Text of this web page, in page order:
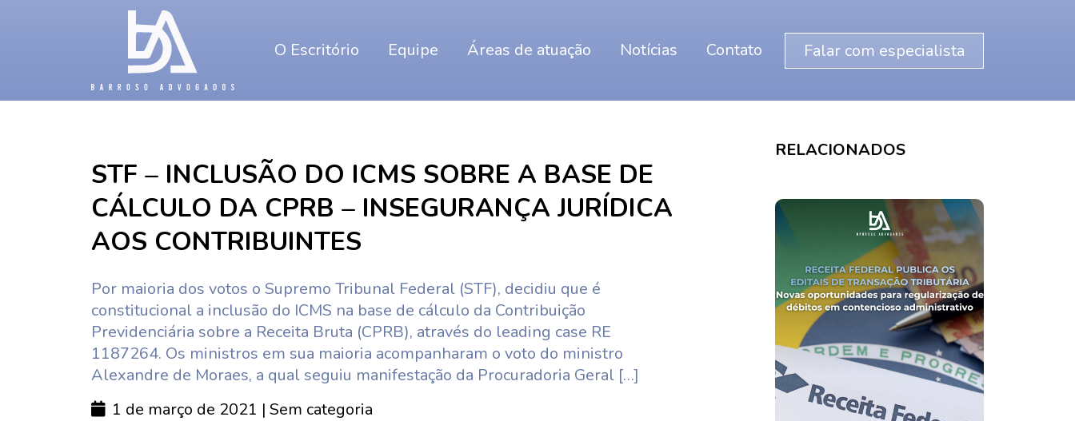
O Escritório Equipe Áreas de atuação Notícias Contato Falar com especialista
STF – INCLUSÃO DO ICMS SOBRE A BASE DE
CÁLCULO DA CPRB – INSEGURANÇA JURÍDICA
AOS CONTRIBUINTES
Por maioria dos votos o Supremo Tribunal Federal (STF), decidiu que é
constitucional a inclusão do ICMS na base de cálculo da Contribuição
Previdenciária sobre a Receita Bruta (CPRB), através do leading case RE
1187264. Os ministros em sua maioria acompanharam o voto do ministro
Alexandre de Moraes, a qual seguiu manifestação da Procuradoria Geral […]
1 de março de 2021 | Sem categoria
RELACIONADOS